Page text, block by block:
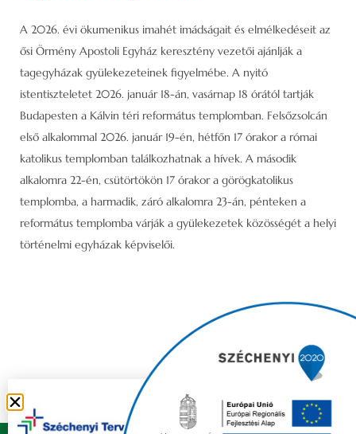
A 2026. évi ökumenikus imahét imádságait és elmélkedéseit az
ősi Örmény Apostoli Egyház keresztény vezetői ajánlják a
tagegyházak gyülekezeteinek figyelmébe. A nyitó
istentiszteletet 2026. január 18-án, vasárnap 18 órától tartják
Budapesten a Kálvin téri református templomban. Felsőzsolcán
első alkalommal 2026. január 19-én, hétfőn 17 órakor a római
katolikus templomban találkozhatnak a hívek. A második
alkalomra 22-én, csütörtökön 17 órakor a görögkatolikus
templomba, a harmadik, záró alkalomra 23-án, pénteken a
református templomba várják a gyülekezetek közösségét a helyi
történelmi egyházak képviselői.